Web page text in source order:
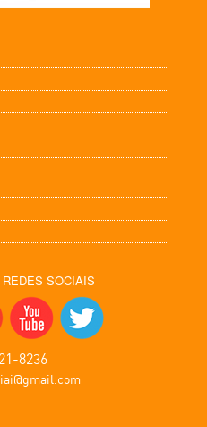
SOCIAIS
8236